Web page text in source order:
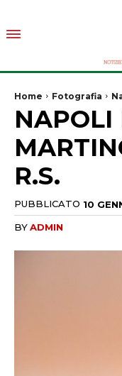
Home Fotografia
NAPOLI
R.S.
PUBBLICATO 10
BYADMIN